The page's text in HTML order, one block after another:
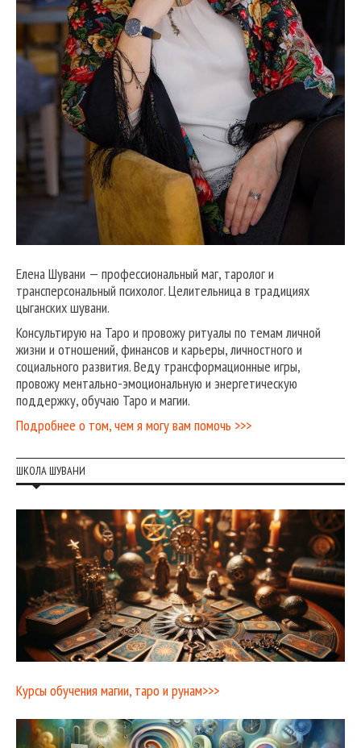
Елена Шувани — профессиональный маг, таролог и
трансперсональный психолог. Целительница в традициях
цыганских шувани.
Консультирую на Таро и провожу ритуалы по темам личной
жизни и отношений, финансов и карьеры, личностного и
социального развития. Веду трансформационные игры,
провожу ментально-эмоциональную и энергетическую
поддержку, обучаю Таро и магии.
Подробнее о том, чем я могу вам помочь >>>
ШКОЛА ШУВАНИ
Курсы обучения магии, таро и рунам>>>